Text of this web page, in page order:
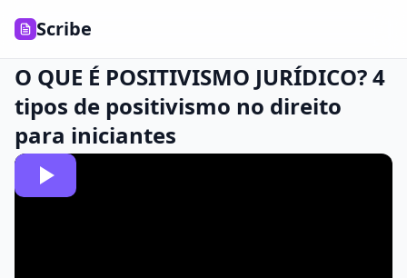
Scribe
O QUE É POSITIVISMO JURÍDICO? 4
tipos de positivismo no direito
para iniciantes